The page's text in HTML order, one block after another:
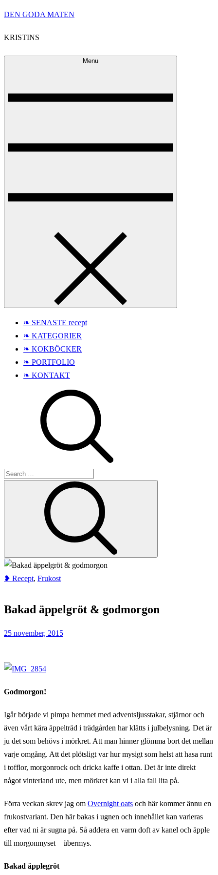
Skip
content
DEN GODA MATEN
KRISTINS
Menu
❧ SENASTE recept
❧ KATEGORIER
❧ KOKBÖCKER
❧ PORTFOLIO
❧ KONTAKT
Search
Bakad
&
❥ Recept, Frukost
Bakad äppelgröt & godmorgon
25 november, 2015
Godmorgon!
Igår började vi pimpa hemmet med adventsljusstakar, stjärnor och
även vårt kära äppelträd i trädgården har klätts i julbelysning. Det är
ju det som behövs i mörkret. Att man hinner glömma bort det mellan
varje omgång. Att det plötsligt var hur mysigt som helst att hasa runt
i tofflor, morgonrock och dricka kaffe i ottan. Det är inte direkt
något vinterland ute, men mörkret kan vi i alla fall lita på.
Förra veckan skrev jag om Overnight oats och här kommer ännu en
frukostvariant. Den här bakas i ugnen och innehållet kan varieras
efter vad ni är sugna på. Så addera en varm doft av kanel och äpple
till morgonmyset – übermys.
Bakad äpplegröt